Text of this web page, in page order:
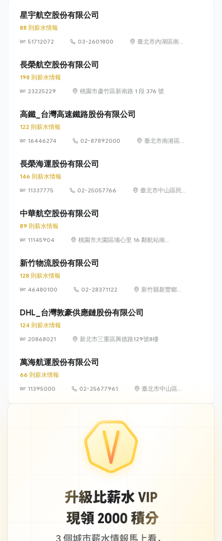
星宇航空股份有限公司
88 則薪水情報
51712072
03-2601800
臺北市內湖區南京
長榮航空股份有限公司
198 則薪水情報
23225229
桃園市蘆竹區新南路 1 段 376 號
高鐵_台灣高速鐵路股份有限公司
122 則薪水情報
16446274
02-87892000
臺北市南港區經
長榮海運股份有限公司
146 則薪水情報
11337775
02-25057766
臺北市中山區民
中華航空股份有限公司
89 則薪水情報
11145904
桃園市大園區埔心里 16 鄰航站南
新竹物流股份有限公司
128 則薪水情報
46480100
02-28371122
新竹縣新豐鄉松
號
DHL_台灣敦豪供應鏈股份有限公司
124 則薪水情報
20868021
新北市三重區興德路129號8樓
萬海航運股份有限公司
66 則薪水情報
11395000
02-25677961
臺北市中山區松